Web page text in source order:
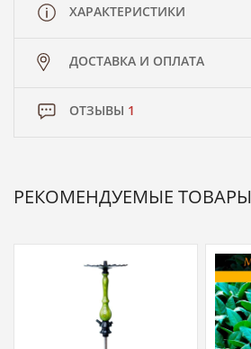
ХАРАКТЕРИСТИКИ
ДОСТАВКА И ОПЛАТА
ОТЗЫВЫ 1
РЕКОМЕНДУЕМЫЕ ТОВАРЫ